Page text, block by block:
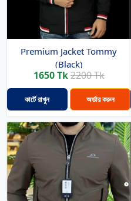
Premium Jacket Tommy
(Black)
1650 Tk2200 Tk
কার্টে রাখুন অর্ডার করুন